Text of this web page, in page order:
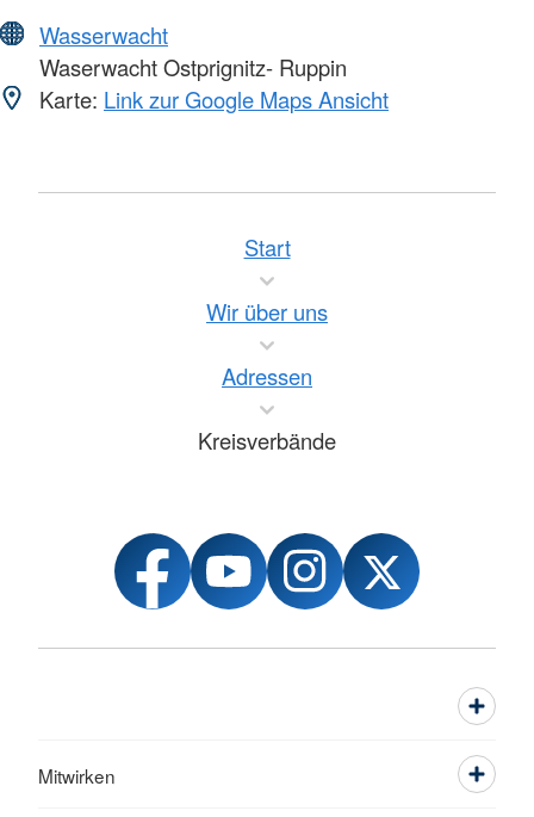
Wasserwacht
Waserwacht Ostprignitz- Ruppin
Karte: Link zur Google Maps Ansicht
Start
Wir über uns
Adressen
Kreisverbände
Mitwirken